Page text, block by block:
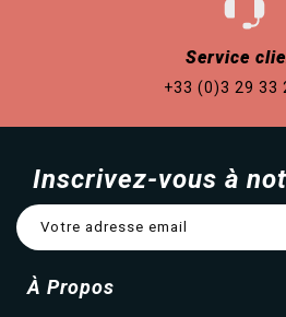
Service
+33 (0)3 29 33
Inscrivez-vous à
À Propos